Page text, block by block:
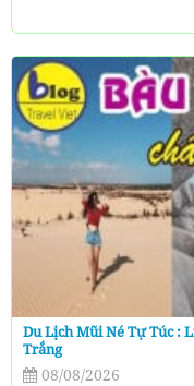
Du Lịch Mũi Né Tự Túc :
Trắng
08/08/2026